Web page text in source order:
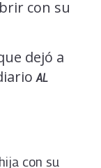
con su
dejó a
AL
con su